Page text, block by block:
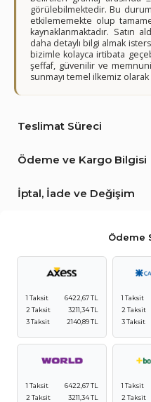
görülebilmektedir. Bu
etkilememekte olup
kaynaklanmaktadır. Satın
daha detaylı bilgi almak
bizimle kolayca irtibata
şeffaf, güvenilir ve
sunmayı temel ilkemiz
Teslimat Süreci
Ödeme ve Kargo Bilgisi
İptal, İade ve Değişim
Ödeme
1 Taksit
6422,67 TL
2 Taksit
3211,34 TL
3 Taksit
2140,89 TL
1 Taksit
2 Taksit
3 Taksit
1 Taksit
6422,67 TL
2 Taksit
3211,34 TL
1 Taksit
2 Taksit